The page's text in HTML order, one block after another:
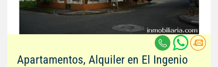
Apartamentos, Alquiler en El Ingenio